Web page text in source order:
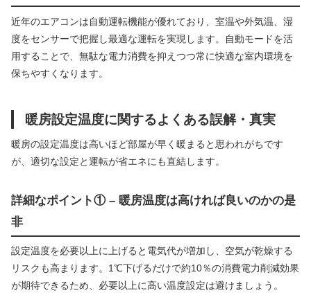
近年のエアコンは自動運転機能が優れており、室温や外気温、湿
度をセンサーで把握し最適な運転を実現します。自動モードを活
用することで、無駄な電力消費を抑えつつ常に快適な室内環境を
保ちやすくなります。
暖房設定温度に関するよくある誤解・真実
暖房の設定温度は高いほど部屋が早く暖まると思われがちです
が、適切な設定と運転が省エネにも直結します。
詳細なポイント① – 暖房温度は高ければ良いのかの是
非
設定温度を必要以上に上げると電気代が増加し、空気が乾燥する
リスクも高まります。1℃下げるだけで約10％の消費電力削減効果
が期待できるため、必要以上に高い温度設定は避けましょう。